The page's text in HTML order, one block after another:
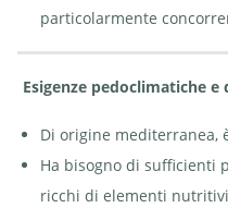
particolarmente
Esigenze pedoclimatiche
Di origine mediterranea,
Ha bisogno di sufficienti
ricchi di elementi